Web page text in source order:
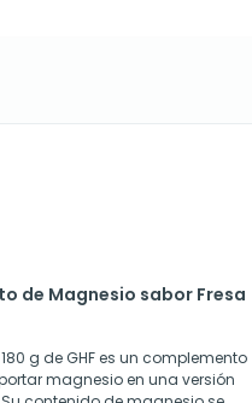
de Magnesio sabor Fresa
g de GHF es un complemento
magnesio en una versión